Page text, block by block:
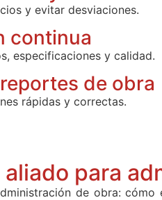
y evitar desviaciones.
continua
especificaciones y calidad.
de obra
rápidas y correctas.
para
de obra: